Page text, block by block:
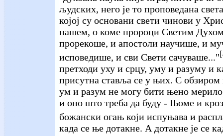
људских, него је то проповедана
којој су основани свети чинови у
нашем, о коме пророци Светим
прорекоше, и апостоли научише, и
исповедише, и сви Свети сачуваше..."
претходи уху и срцу, уму и разуму и
присутна ставља се у њих. С обзиром
ум и разум не могу бити њено
и оно што треба да буду - Њоме и
божански огањ који испуњава и
када се ње дотакне. А дотакне је се